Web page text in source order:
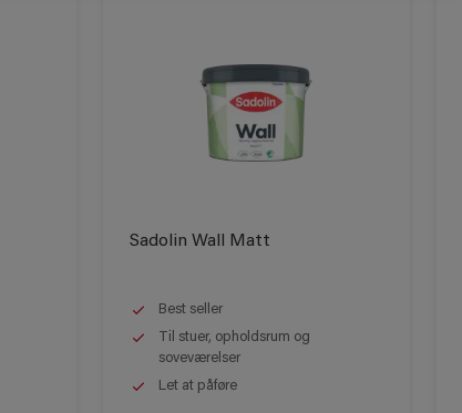
Sadolin Wall Matt
Best seller
Til stuer, opholdsrum og
soveværelser
Let at påføre